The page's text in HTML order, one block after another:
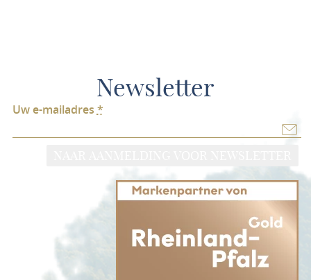
Newsletter
Uw e-mailadres *